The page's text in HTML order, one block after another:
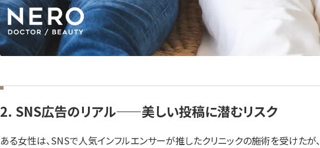
2. SNS広告のリアル——美しい投稿に潜むリスク
ある女性は、SNSで人気インフルエンサーが推したクリニックの施術を受けたが、